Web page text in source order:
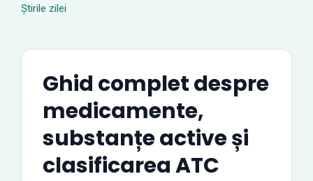
Știrile zilei
Ghid complet despre
medicamente,
substanțe active și
clasificarea ATC